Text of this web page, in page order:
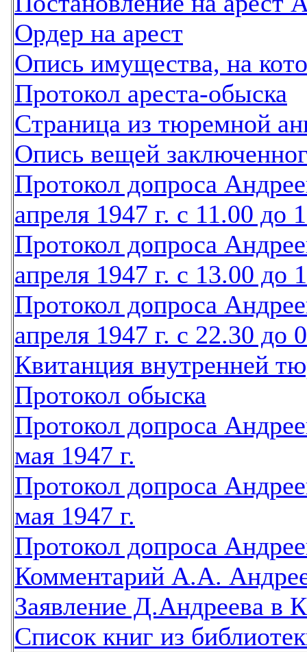
Ордер на арест
Опись имущества, на
Протокол ареста-обыска
Страница из тюремной
Опись вещей
Протокол допроса
апреля 1947 г. с 11.00 до
Протокол допроса
апреля 1947 г. с 13.00 до
Протокол допроса
апреля 1947 г. с 22.30 до
Квитанция внутренней
Протокол обыска
Протокол допроса
мая 1947 г.
Протокол допроса
мая 1947 г.
Протокол допроса
Комментарий А.А.
Заявление Д.Андреева в
Список книг из